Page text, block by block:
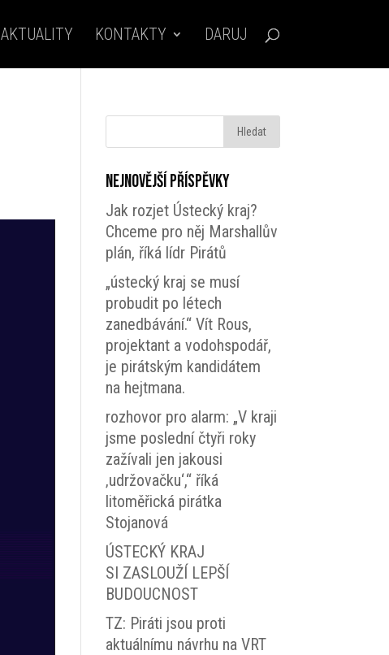
AKTUALITY KONTAKTY DARUJ
Nejnovější příspěvky
Jak rozjet Ústecký kraj?
Chceme pro něj Marshallův
plán, říká lídr Pirátů
„ústecký kraj se musí
probudit po létech
zanedbávání.“ Vít Rous,
projektant a vodohspodář,
je pirátským kandidátem
na hejtmana.
rozhovor pro alarm: „V kraji
jsme poslední čtyři roky
zažívali jen jakousi
‚udržovačku‘,“ říká
litoměřická pirátka
Stojanová
ÚSTECKÝ KRAJ
SI ZASLOUŽÍ LEPŠÍ
BUDOUCNOST
TZ: Piráti jsou proti
aktuálnímu návrhu na VRT